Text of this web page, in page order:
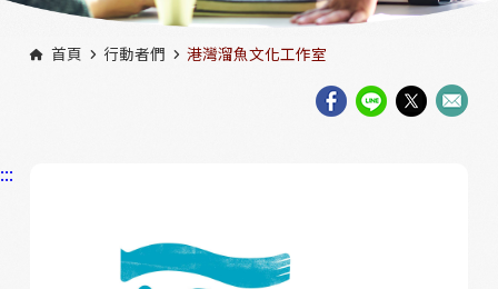
首頁 行動者們 港灣溜魚文化工作室
:::